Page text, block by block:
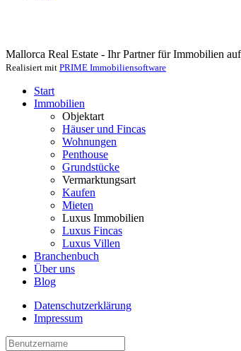
Mallorca Real Estate - Ihr Partner für Immobilien
Realisiert mit PRIME Immobiliensoftware
Start
Immobilien
Objektart
Häuser und Fincas
Wohnungen
Penthouse
Grundstücke
Vermarktungsart
Kaufen
Mieten
Luxus Immobilien
Luxus Fincas
Luxus Villen
Branchenbuch
Über uns
Blog
Datenschutzerklärung
Impressum